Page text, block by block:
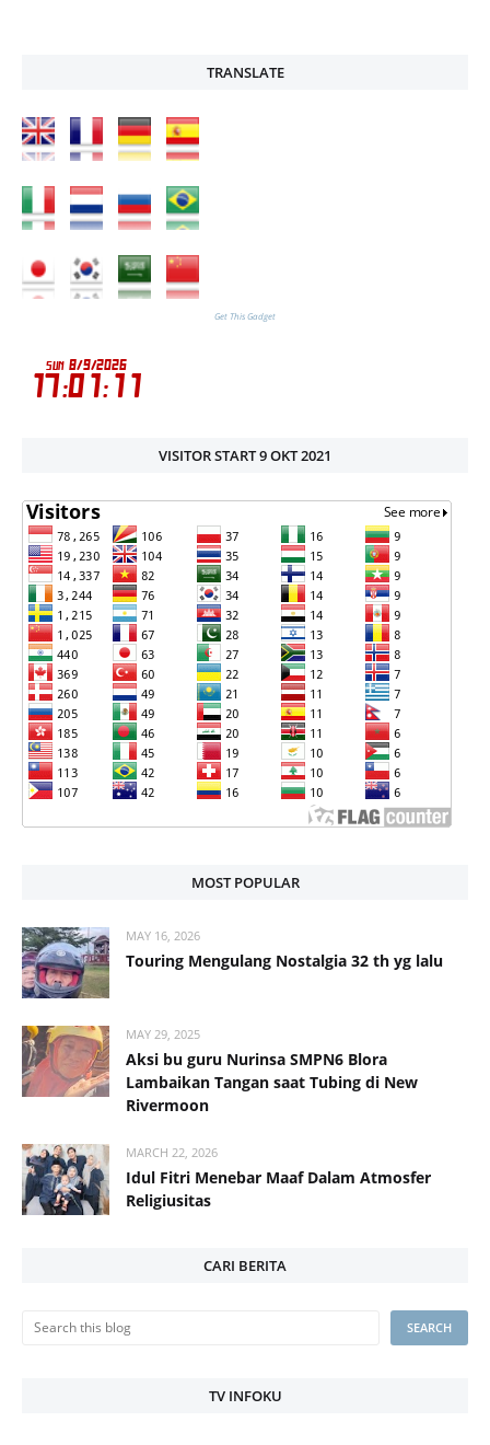
TRANSLATE
Get This Gadget
VISITOR START 9 OKT 2021
MOST POPULAR
MAY 16, 2026
Touring Mengulang Nostalgia 32 th yg lalu
MAY 29, 2025
Aksi bu guru Nurinsa SMPN6 Blora
Lambaikan Tangan saat Tubing di New
Rivermoon
MARCH 22, 2026
Idul Fitri Menebar Maaf Dalam Atmosfer
Religiusitas
CARI BERITA
TV INFOKU